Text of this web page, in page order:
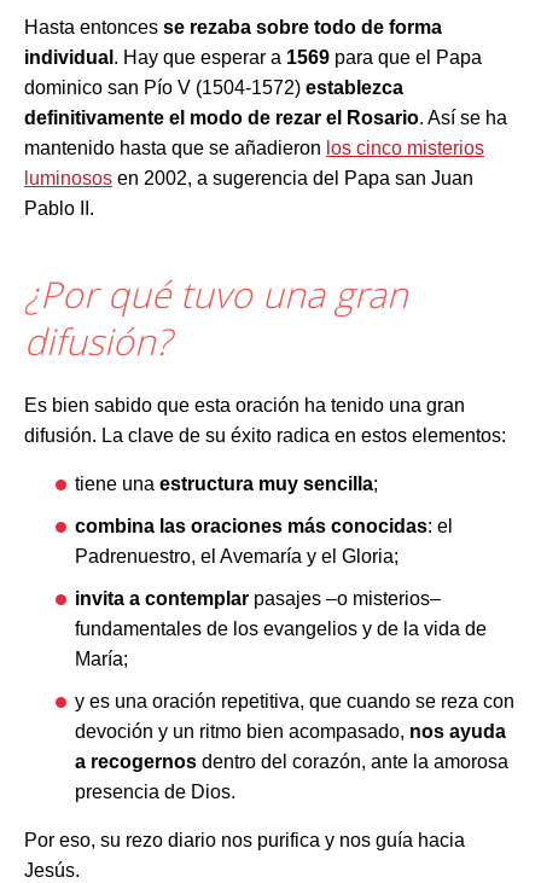
Hasta entonces se rezaba sobre todo de forma
individual . Hay que esperar a 1569 para que el Papa
dominico san Pío V (1504-1572) establezca
definitivamente el modo de rezar el Rosario. Así se ha
mantenido hasta que se añadieron los cinco misterios
luminosos en 2002, a sugerencia del Papa san Juan
Pablo II.
¿Por qué tuvo una gran
difusión?
Es bien sabido que esta oración ha tenido una gran
difusión. La clave de su éxito radica en estos elementos:
tiene una estructura muy sencilla;
combina las oraciones más conocidas: el
Padrenuestro, el Avemaría y el Gloria;
invita a contemplar pasajes –o misterios–
fundamentales de los evangelios y de la vida de
María;
y es una oración repetitiva, que cuando se reza con
devoción y un ritmo bien acompasado, nos ayuda
a recogernos dentro del corazón, ante la amorosa
presencia de Dios.
Por eso, su rezo diario nos purifica y nos guía hacia
Jesús.